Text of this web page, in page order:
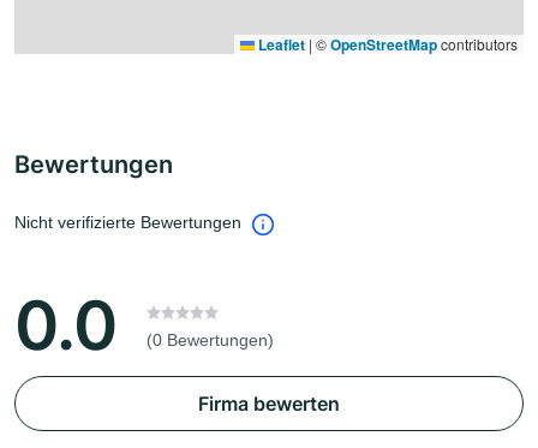
Leaflet | ©OpenStreetMapcontributors
Bewertungen
Nicht verifizierte Bewertungen
0.0 (0 Bewertungen)
Firma bewerten